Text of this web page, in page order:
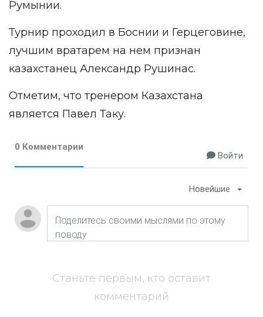
Румынии.
Турнир проходил в Боснии и Герцеговине,
лучшим вратарем на нем признан
казахстанец Александр Рушинас.
Отметим, что тренером Казахстана
является Павел Таку.
0 Комментарии
Войти
Новейшие
Станьте первым, кто оставит
комментарий